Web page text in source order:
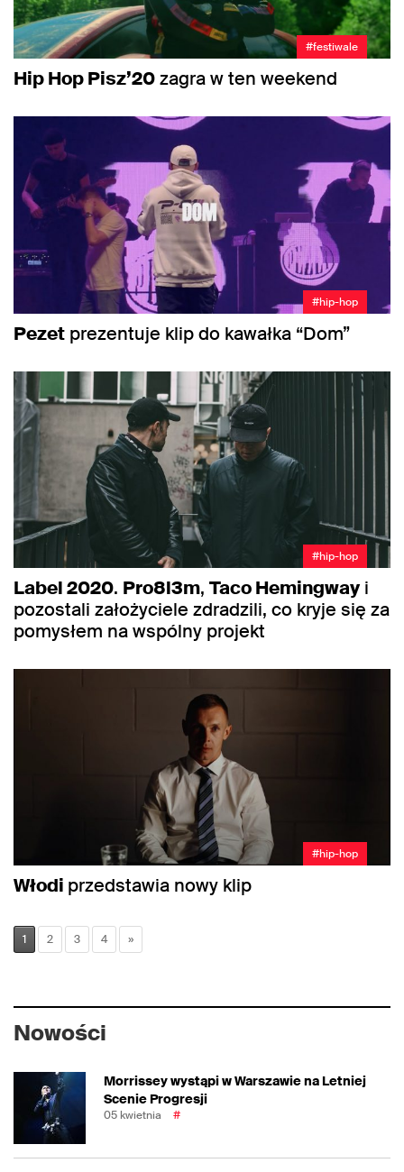
#festiwale
Hip Hop Pisz’20zagra w ten weekend
#hip-hop
Pezet prezentuje klip do kawałka “Dom”
#hip-hop
Label 2020. Pro8l3m, Taco Hemingway i
pozostali założyciele zdradzili, co kryje się za
pomysłem na wspólny projekt
#hip-hop
Włodi przedstawia nowy klip
1 2 3 4 »
Nowości
Morrissey wystąpi w Warszawie na Letniej
Scenie Progresji
05 kwietnia #